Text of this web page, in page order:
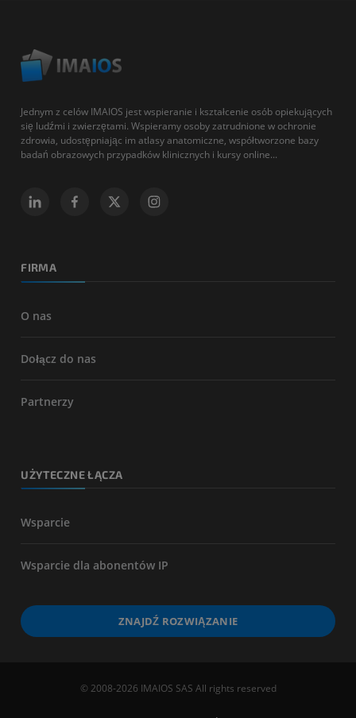
Jednym z celów IMAIOS jest wspieranie i kształcenie osób opiekujących
się ludźmi i zwierzętami. Wspieramy osoby zatrudnione w ochronie
zdrowia, udostępniając im atlasy anatomiczne, współtworzone bazy
badań obrazowych przypadków klinicznych i kursy online...
FIRMA
O nas
Dołącz do nas
Partnerzy
UŻYTECZNE ŁĄCZA
Wsparcie
Wsparcie dla abonentów IP
ZNAJDŹ ROZWIĄZANIE
© 2008-2026 IMAIOS SAS All rights reserved